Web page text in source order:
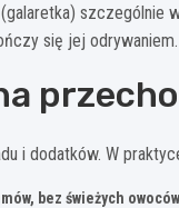
szczególnie
się jej odrywaniem.
i dodatków. W
bez świeżych